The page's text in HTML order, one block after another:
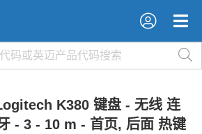
×
×
K380 键盘 - 无线 连
- 3 - 10 m - 首页, 后面 热键